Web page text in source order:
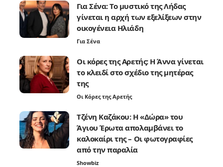
Για Σένα: Το μυστικό της Λήδας
γίνεται η αρχή των εξελίξεων στην
οικογένεια Ηλιάδη
Για Σένα
Οι κόρες της Αρετής: Η Άννα γίνεται
το κλειδί στο σχέδιο της μητέρας
της
Οι Κόρες της Αρετής
Τζένη Καζάκου: Η «Δώρα» του
Άγιου Έρωτα απολαμβάνει το
καλοκαίρι της – Οι φωτογραφίες
από την παραλία
Showbiz